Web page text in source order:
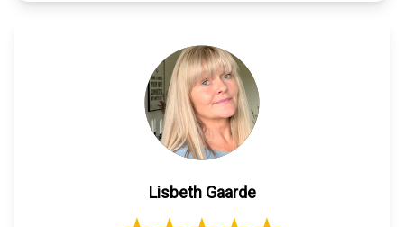
Lisbeth Gaarde